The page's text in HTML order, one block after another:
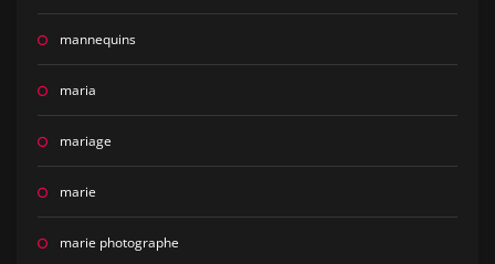
mannequins
maria
mariage
marie
marie photographe